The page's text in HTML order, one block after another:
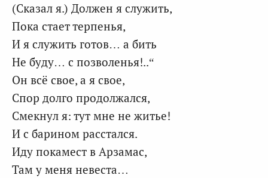
(Сказал я.) Должен я служить,
Пока стает терпенья,
И я служить готов… а бить
Не буду… с позволенья!..“
Он всё свое, а я свое,
Спор долго продолжался,
Смекнул я: тут мне не житье!
И с барином расстался.
Иду покамест в Арзамас,
Там у меня невеста…